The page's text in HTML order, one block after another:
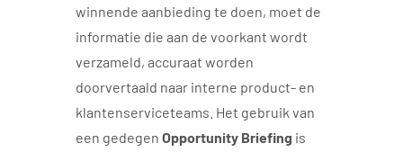
winnende aanbieding te doen, moet de
informatie die aan de voorkant wordt
verzameld, accuraat worden
doorvertaald naar interne product- en
klantenserviceteams. Het gebruik van
een gedegen Opportunity Briefing is